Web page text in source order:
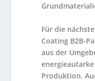
Für die
Coating B2B-
aus der
Produktion.